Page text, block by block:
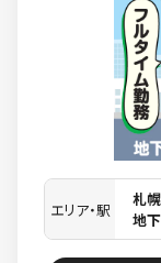
エリア・駅
札
地